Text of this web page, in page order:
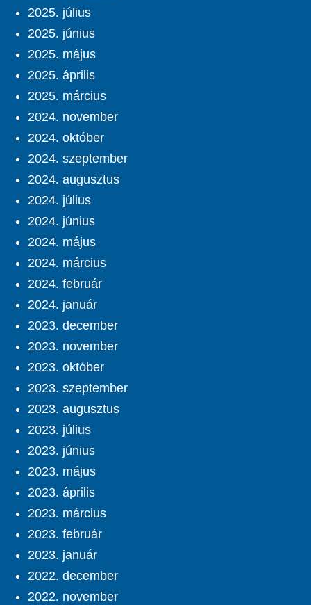
2025. július
2025. június
2025. május
2025. április
2025. március
2024. november
2024. október
2024. szeptember
2024. augusztus
2024. július
2024. június
2024. május
2024. március
2024. február
2024. január
2023. december
2023. november
2023. október
2023. szeptember
2023. augusztus
2023. július
2023. június
2023. május
2023. április
2023. március
2023. február
2023. január
2022. december
2022. november